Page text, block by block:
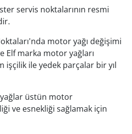
servis noktalarının resmi
motor yağı değişimi
Elf marka motor yağları
işçilik ile yedek parçalar bir yıl
üstün motor
ve esnekliği sağlamak için